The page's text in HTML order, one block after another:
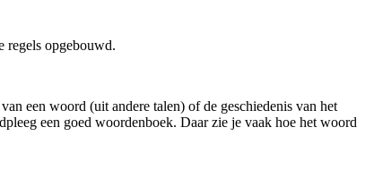
regels opgebouwd.
een woord (uit andere talen) of de geschiedenis van het
een goed woordenboek. Daar zie je vaak hoe het woord